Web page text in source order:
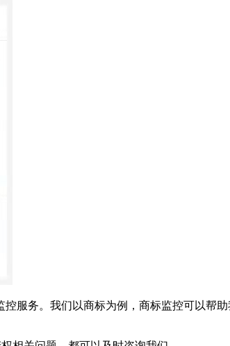
服务。我们以商标为例，商标监控可以